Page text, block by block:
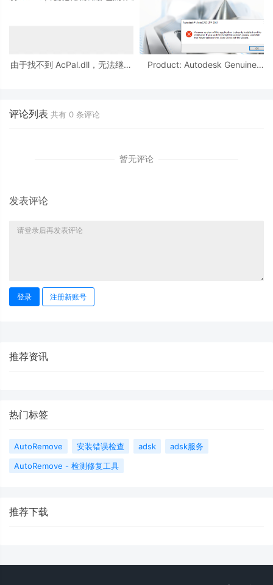
由于找不到 AcPal.dll，无法继续
Product: Autodesk Genuine
评论列表 共有 0 条评论
暂无评论
发表评论
登录 注册新账号
推荐资讯
热门标签
AutoRemove 安装错误检查 adsk
adsk服务
AutoRemove - 检测修复工具
推荐下载